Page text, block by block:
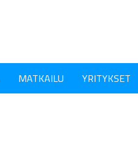
MATKAILU YRITYKSET